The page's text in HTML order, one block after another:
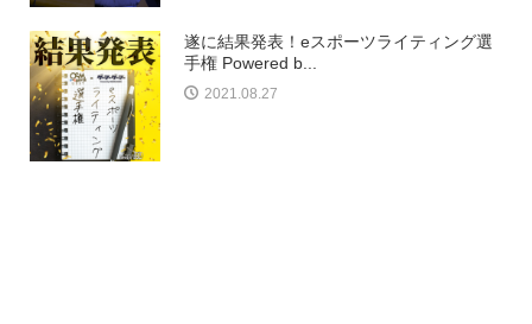
遂に結果発表！eスポーツライティング選
手権 Powered b...
2021.08.27